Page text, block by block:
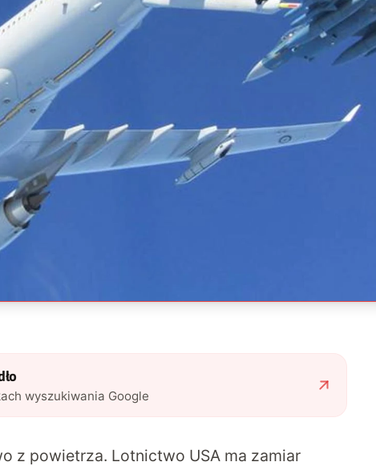
wyszukiwania Google
z powietrza. Lotnictwo USA ma zamiar